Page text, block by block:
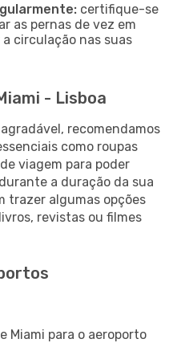
certifique-se
as pernas de vez em
circulação nas suas
- Lisboa
recomendamos
como roupas
viagem para poder
a duração da sua
trazer algumas opções
revistas ou filmes
Miami para o aeroporto